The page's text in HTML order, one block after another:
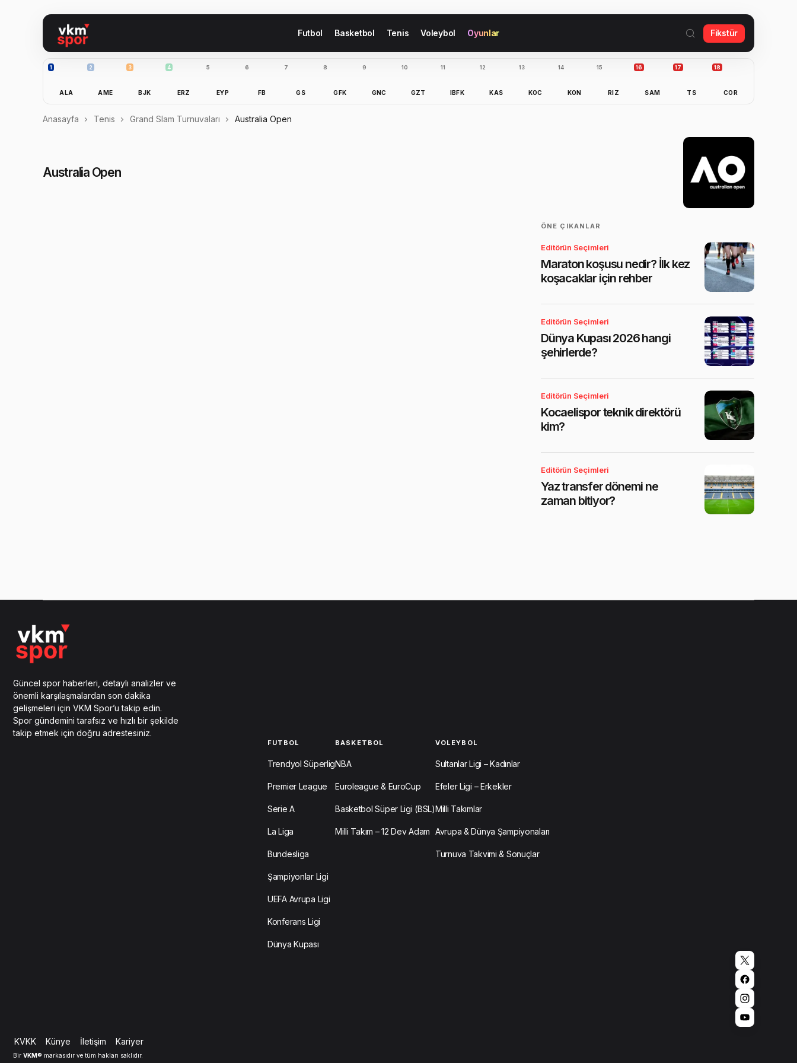
Futbol Basketbol Tenis Voleybol Oyunlar Fikstür
1
ALA
2
AME
3
BJK
4
ERZ
5
EYP
6
FB
7
GS
8
GFK
9
GNC
10
GZT
11
IBFK
12
KAS
13
KOC
14
KON
15
RIZ
16
SAM
17
TS
18
COR
Anasayfa Tenis Grand Slam Turnuvaları Australia Open
Australia Open
ÖNE ÇIKANLAR
Editörün Seçimleri
Maraton koşusu nedir? İlk kez
koşacaklar için rehber
Editörün Seçimleri
Dünya Kupası 2026 hangi
şehirlerde?
Editörün Seçimleri
Kocaelispor teknik direktörü
kim?
Editörün Seçimleri
Yaz transfer dönemi ne
zaman bitiyor?
Güncel spor haberleri, detaylı analizler ve
önemli karşılaşmalardan son dakika
gelişmeleri için VKM Spor’u takip edin.
Spor gündemini tarafsız ve hızlı bir şekilde
takip etmek için doğru adrestesiniz.
FUTBOL
Trendyol Süperlig
Premier League
Serie A
La Liga
Bundesliga
Şampiyonlar Ligi
UEFA Avrupa Ligi
Konferans Ligi
Dünya Kupası
BASKETBOL
NBA
Euroleague & EuroCup
Basketbol Süper Ligi (BSL)
Milli Takım – 12 Dev Adam
VOLEYBOL
Sultanlar Ligi – Kadınlar
Efeler Ligi – Erkekler
Milli Takımlar
Avrupa & Dünya Şampiyonaları
Turnuva Takvimi & Sonuçlar
KVKK Künye İletişim Kariyer
Bir VKM® markasıdır ve tüm hakları saklıdır.